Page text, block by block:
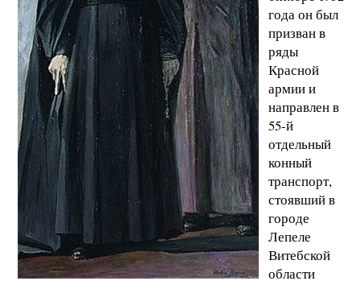
года он был
призван в
ряды
Красной
армии и
направлен в
55-й
отдельный
конный
транспорт,
стоявший в
городе
Лепеле
Витебской
области